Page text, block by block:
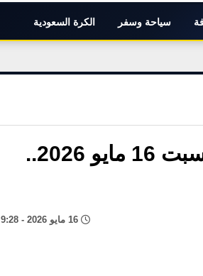
سياحة وسفر الكرة السعودية
هبوط حاد في أسعار الذهب بمصر اليوم السبت 16 مايو 2026..